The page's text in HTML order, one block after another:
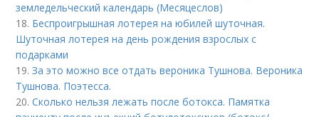
земледельческий календарь (Месяцеслов)
18. Беспроигрышная лотерея на юбилей шуточная.
Шуточная лотерея на день рождения взрослых с
подарками
19.За это можно все отдать вероника Тушнова. Вероника
Тушнова. Поэтесса.
20.Сколько нельзя лежать после ботокса. Памятка